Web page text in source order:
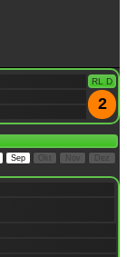
RL D
2
Sep Dez